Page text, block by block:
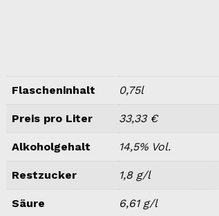
Flascheninhalt 0,75l
Preis pro Liter 33,33 €
Alkoholgehalt 14,5% Vol.
Restzucker 1,8 g/l
Säure 6,61 g/l